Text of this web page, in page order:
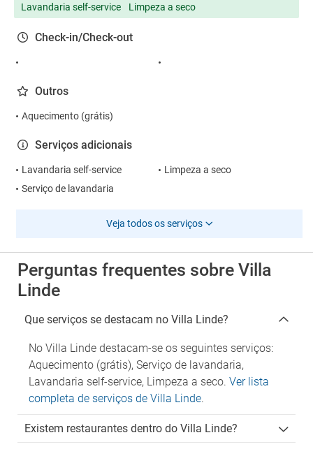
Lavandaria self-service
Limpeza a seco
Check-in/Check-out
Outros
Aquecimento (grátis)
Serviços adicionais
Lavandaria self-service
Limpeza a seco
Serviço de lavandaria
Veja todos os serviços
Perguntas frequentes sobre Villa
Linde
Que serviços se destacam no Villa Linde?
No Villa Linde destacam-se os seguintes serviços:
Aquecimento (grátis), Serviço de lavandaria,
Lavandaria self-service, Limpeza a seco. Ver lista
completa de serviços de Villa Linde.
Existem restaurantes dentro do Villa Linde?